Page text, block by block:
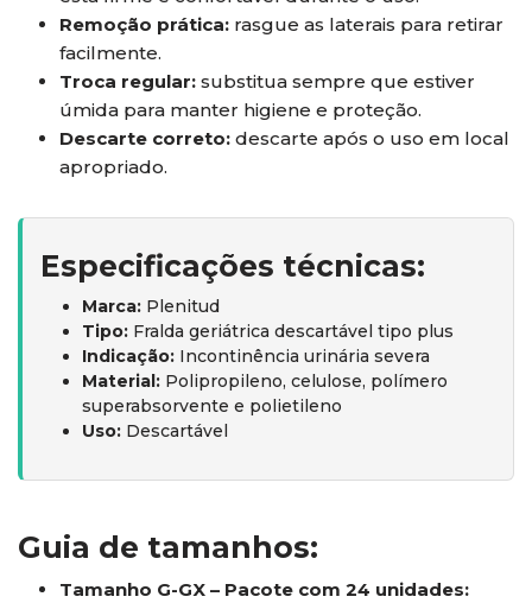
Remoção prática: rasgue as laterais para retirar
facilmente.
Troca regular: substitua sempre que estiver
úmida para manter higiene e proteção.
Descarte correto: descarte após o uso em local
apropriado.
Especificações técnicas:
Marca: Plenitud
Tipo: Fralda geriátrica descartável tipo plus
Indicação: Incontinência urinária severa
Material: Polipropileno, celulose, polímero
superabsorvente e polietileno
Uso: Descartável
Guia de tamanhos:
Tamanho G-GX – Pacote com 24 unidades: